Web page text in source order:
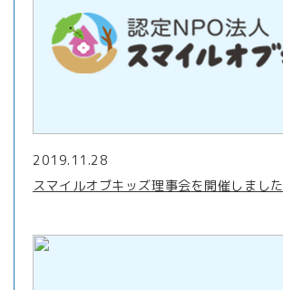
2019.11.28
スマイルオブキッズ理事会を開催しました